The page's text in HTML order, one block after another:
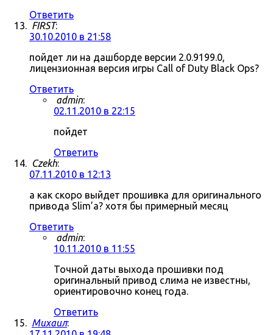
Ответить
FIRST:
30.10.2010 в 21:58
пойдет ли на дашборде версии 2.0.9199.0,
лицензионная версия игры Call of Duty Black Ops?
Ответить
admin:
02.11.2010 в 22:15
пойдет
Ответить
Czekh:
07.11.2010 в 12:13
а как скоро выйдет прошивка для оригинального
привода Slim’а? хотя бы примерный месяц
Ответить
admin:
10.11.2010 в 11:55
Точной даты выхода прошивки под
оригинальный привод слима не известны,
ориентировочно конец года.
Ответить
Михаил: